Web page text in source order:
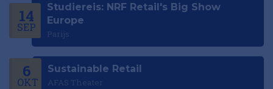
14
SEP
Studiereis: NRF Retail's Big Show
Europe
Parijs
6
OKT
Sustainable Retail
AFAS Theater